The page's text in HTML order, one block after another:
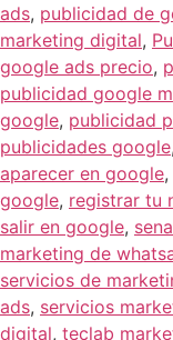
ads, publicidad de
marketing digital,
google ads precio,
publicidad google
google, publicidad
publicidades google,
aparecer en google,
google, registrar tu
salir en google,
marketing de
servicios de
ads, servicios
digital, teclab